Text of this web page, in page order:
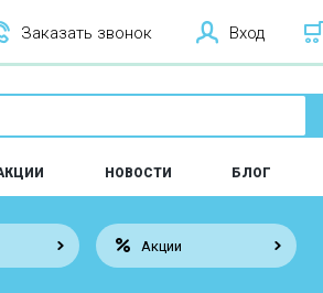
Заказать звонок Вход
НОВОСТИ БЛОГ
Акции